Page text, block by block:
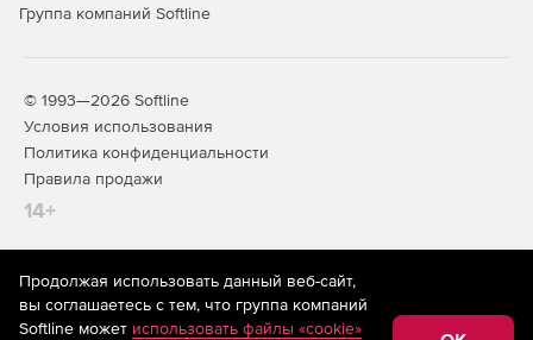
Поддержка быстрого переключения пользователей.
Автоматическое распознавание специализированных
на их запуск.
Разрешение на создание подпапок в сетевых путях.
Группа компаний Softline
© 1993—2026 Softline
Условия использования
Политика конфиденциальности
Правила продажи
14+
На информационном ресурсе store.softline.ru применяются
рекомендательные технологии(информационные технологии
предоставления информации на основе сбора,
Продолжая использовать данный веб-сайт,
вы соглашаетесь с тем, что группа компаний
Softline может использовать файлы «cookie»